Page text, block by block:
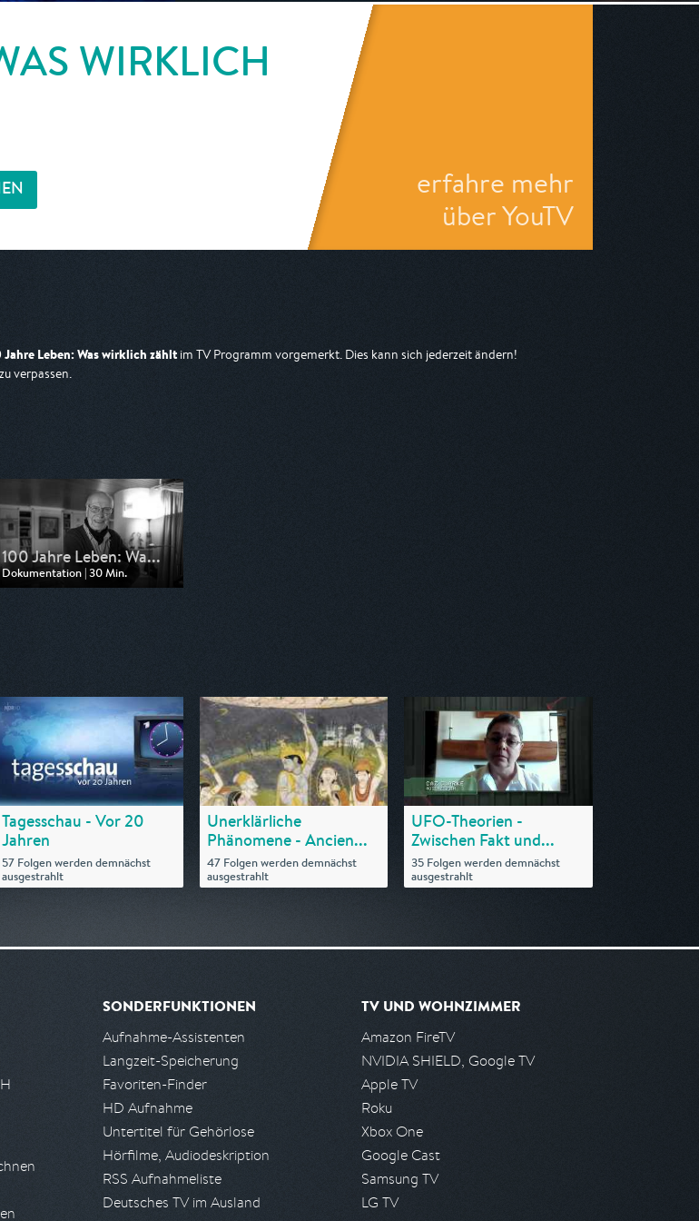
WIRKLICH
erfahre mehr
über YouTV
Jahre Leben: Was wirklich zählt im TV Programm vorgemerkt. Dies kann sich jederzeit ändern!
verpassen.
100 Jahre Leben: Wa...
Dokumentation | 30 Min.
Ausgestrahlt von ZDF
Tagesschau - Vor 20
Jahren
57 Folgen werden demnächst
ausgestrahlt
Unerklärliche
Phänomene - Ancien...
47 Folgen werden demnächst
ausgestrahlt
UFO-Theorien -
Zwischen Fakt und...
35 Folgen werden demnächst
ausgestrahlt
SONDERFUNKTIONEN
Aufnahme-Assistenten
Langzeit-Speicherung
Favoriten-Finder
HD Aufnahme
Untertitel für Gehörlose
Hörfilme, Audiodeskription
RSS Aufnahmeliste
Deutsches TV im Ausland
TV UND WOHNZIMMER
Amazon FireTV
NVIDIA SHIELD, Google TV
Apple TV
Roku
Xbox One
Google Cast
Samsung TV
LG TV